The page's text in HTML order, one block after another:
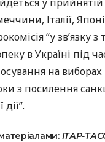
Італії,
“у зв’язку
в Україні під
на
з посилення
дії”.
ІТАР-